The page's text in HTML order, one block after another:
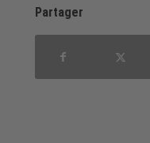
Partager